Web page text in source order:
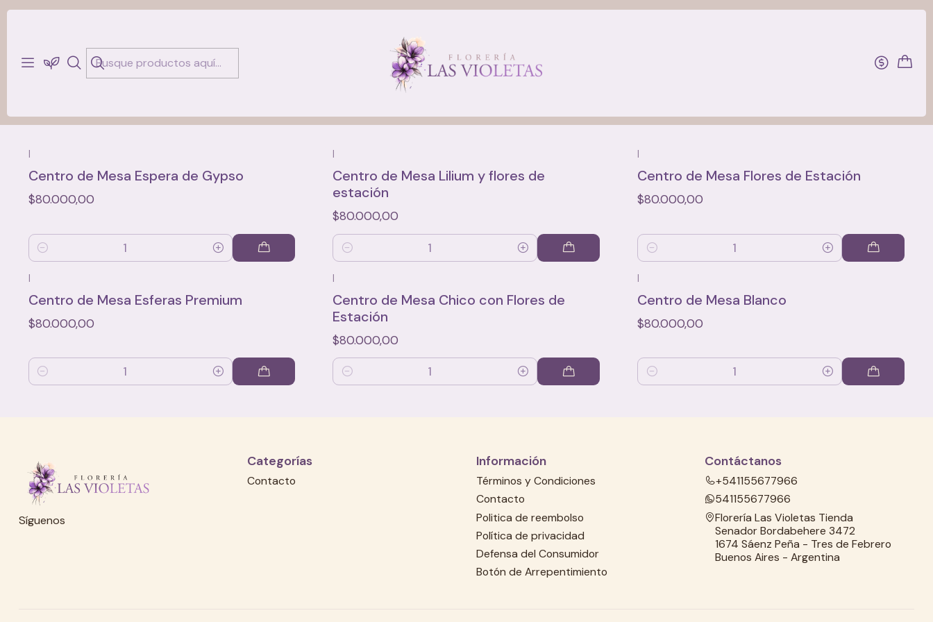
Centros de Mesa
|
Centro de Mesa Espera de Gypso
$80.000,00
Cantidad
|
Centro de Mesa Lilium y flores de
estación
$80.000,00
Cantidad
|
Centro de Mesa Flores de Estación
$80.000,00
Cantidad
|
Centro de Mesa Esferas Premium
$80.000,00
Cantidad
|
Centro de Mesa Chico con Flores de
Estación
$80.000,00
Cantidad
|
Centro de Mesa Blanco
$80.000,00
Cantidad
Síguenos
Categorías
Contacto
Información
Términos y Condiciones
Contacto
Politica de reembolso
Política de privacidad
Defensa del Consumidor
Botón de Arrepentimiento
Contáctanos
+541155677966
541155677966
Florería Las Violetas Tienda
Senador Bordabehere 3472
1674 Sáenz Peña - Tres de Febrero
Buenos Aires - Argentina